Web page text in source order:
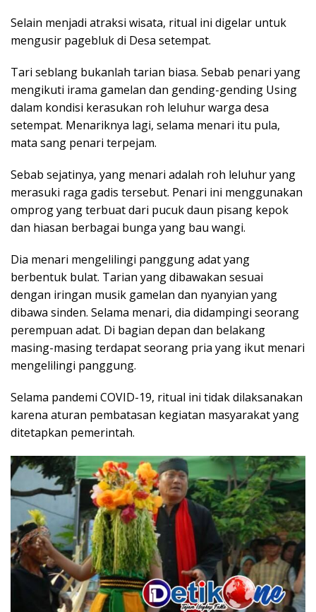
Selain menjadi atraksi wisata, ritual ini digelar untuk
mengusir pagebluk di Desa setempat.
Tari seblang bukanlah tarian biasa. Sebab penari yang
mengikuti irama gamelan dan gending-gending Using
dalam kondisi kerasukan roh leluhur warga desa
setempat. Menariknya lagi, selama menari itu pula,
mata sang penari terpejam.
Sebab sejatinya, yang menari adalah roh leluhur yang
merasuki raga gadis tersebut. Penari ini menggunakan
omprog yang terbuat dari pucuk daun pisang kepok
dan hiasan berbagai bunga yang bau wangi.
Dia menari mengelilingi panggung adat yang
berbentuk bulat. Tarian yang dibawakan sesuai
dengan iringan musik gamelan dan nyanyian yang
dibawa sinden. Selama menari, dia didampingi seorang
perempuan adat. Di bagian depan dan belakang
masing-masing terdapat seorang pria yang ikut menari
mengelilingi panggung.
Selama pandemi COVID-19, ritual ini tidak dilaksanakan
karena aturan pembatasan kegiatan masyarakat yang
ditetapkan pemerintah.